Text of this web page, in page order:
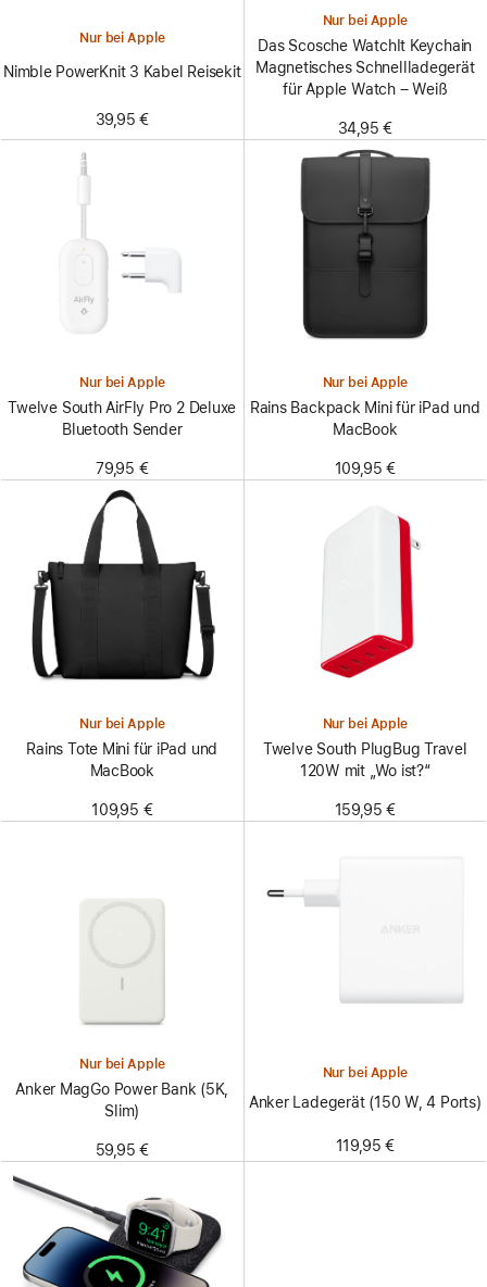
Nur bei Apple
Nimble PowerKnit 3 Kabel Reisekit
39,95 €
Nur bei Apple
Das Scosche WatchIt Keychain
Magnetisches Schnellladegerät
für Apple Watch – Weiß
34,95 €
Nur bei Apple
Twelve South AirFly Pro 2 Deluxe
Bluetooth Sender
79,95 €
Nur bei Apple
Rains Backpack Mini für iPad und
MacBook
109,95 €
Nur bei Apple
Rains Tote Mini für iPad und
MacBook
109,95 €
Nur bei Apple
Twelve South PlugBug Travel
120W mit „Wo ist?“
159,95 €
Nur bei Apple
Anker MagGo Power Bank (5K,
Slim)
59,95 €
Nur bei Apple
Anker Ladegerät (150 W, 4 Ports)
119,95 €